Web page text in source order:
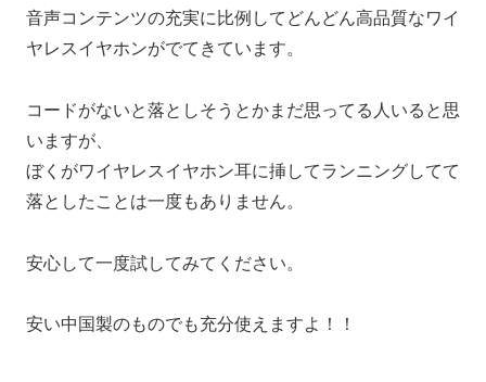
音声コンテンツの充実に比例してどんどん高品質なワイ
ヤレスイヤホンがでてきています。
コードがないと落としそうとかまだ思ってる人いると思
いますが、
ぼくがワイヤレスイヤホン耳に挿してランニングしてて
落としたことは一度もありません。
安心して一度試してみてください。
安い中国製のものでも充分使えますよ！！